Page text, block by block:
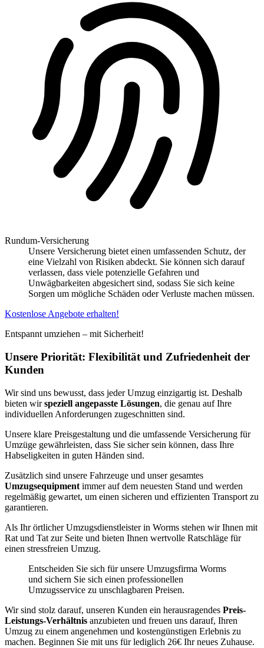
Rundum-Versicherung
Unsere Versicherung bietet einen umfassenden Schutz, der
eine Vielzahl von Risiken abdeckt. Sie können sich darauf
verlassen, dass viele potenzielle Gefahren und
Unwägbarkeiten abgesichert sind, sodass Sie sich keine
Sorgen um mögliche Schäden oder Verluste machen müssen.
Kostenlose Angebote erhalten!
Entspannt umziehen – mit Sicherheit!
Unsere Priorität: Flexibilität und Zufriedenheit der
Kunden
Wir sind uns bewusst, dass jeder Umzug einzigartig ist. Deshalb
bieten wirspeziell angepasste Lösungen, die genau auf Ihre
individuellen Anforderungen zugeschnitten sind.
Unsere klare Preisgestaltung und die umfassende Versicherung für
Umzüge gewährleisten, dass Sie sicher sein können, dass Ihre
Habseligkeiten in guten Händen sind.
Zusätzlich sind unsere Fahrzeuge und unser gesamtes
Umzugsequipment immer auf dem neuesten Stand und werden
regelmäßig gewartet, um einen sicheren und effizienten Transport zu
garantieren.
Als Ihr örtlicher Umzugsdienstleister in Worms stehen wir Ihnen mit
Rat und Tat zur Seite und bieten Ihnen wertvolle Ratschläge für
einen stressfreien Umzug.
Entscheiden Sie sich für unsere Umzugsfirma Worms
und sichern Sie sich einen professionellen
Umzugsservice zu unschlagbaren Preisen.
Wir sind stolz darauf, unseren Kunden ein herausragendes Preis-
Leistungs-Verhältnis anzubieten und freuen uns darauf, Ihren
Umzug zu einem angenehmen und kostengünstigen Erlebnis zu
machen. Beginnen Sie mit uns für lediglich 26€ Ihr neues Zuhause.